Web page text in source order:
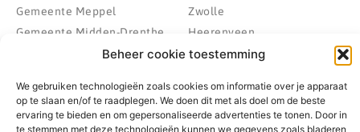
Beheer cookie toestemming
We gebruiken technologieën zoals cookies om informatie over je apparaat
op te slaan en/of te raadplegen. We doen dit met als doel om de beste
ervaring te bieden en om gepersonaliseerde advertenties te tonen. Door in
te stemmen met deze technologieën kunnen we gegevens zoals bladeren
Gemeente Meppel
Gemeente Midden-Drenthe
Gemeente Noordenveld
Gemeente Steenwijkerland
Gemeente Weststellingwerf
Zwolle
Heerenveen
Kampen
Wolvega